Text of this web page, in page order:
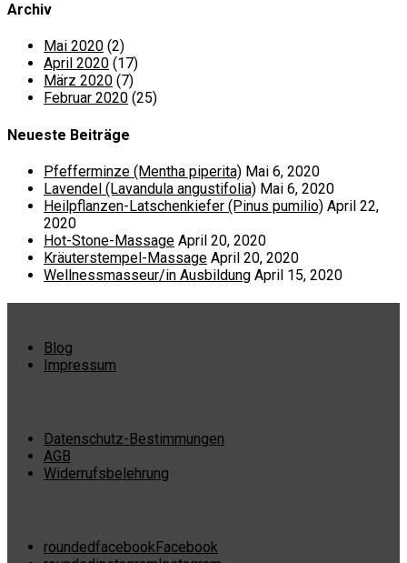
Archiv
Mai 2020 (2)
April 2020 (17)
März 2020 (7)
Februar 2020 (25)
Neueste Beiträge
Pfefferminze (Mentha piperita) Mai 6, 2020
Lavendel (Lavandula angustifolia) Mai 6, 2020
Heilpflanzen-Latschenkiefer (Pinus pumilio) April 22,
2020
Hot-Stone-Massage April 20, 2020
Kräuterstempel-Massage April 20, 2020
Wellnessmasseur/in Ausbildung April 15, 2020
Blog
Impressum
Datenschutz-Bestimmungen
AGB
Widerrufsbelehrung
roundedfacebookFacebook